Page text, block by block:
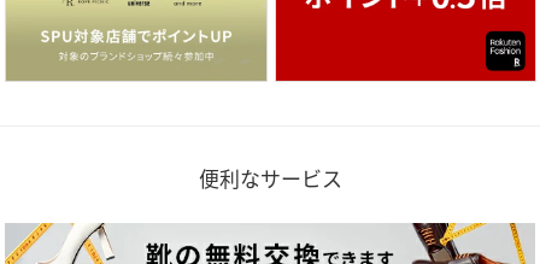
便利なサービス